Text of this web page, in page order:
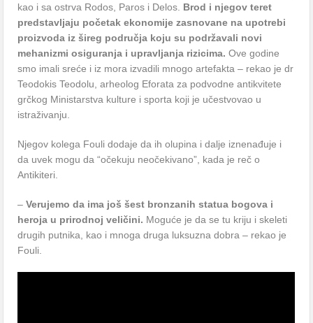
kao i sa ostrva Rodos, Paros i Delos. Brod i njegov teret
predstavljaju početak ekonomije zasnovane na upotrebi
proizvoda iz šireg područja koju su podržavali novi
mehanizmi osiguranja i upravljanja rizicima.Ove godine
smo imali sreće i iz mora izvadili mnogo artefakta – rekao je dr
Teodokis Teodolu, arheolog Eforata za podvodne antikvitete
grčkog Ministarstva kulture i sporta koji je učestvovao u
istraživanju.
Njegov kolega Fouli dodaje da ih olupina i dalje iznenađuje i
da uvek mogu da “očekuju neočekivano”, kada je reč o
Antikiteri.
–Verujemo da ima još šest bronzanih statua bogova i
heroja u prirodnoj veličini. Moguće je da se tu kriju i skeleti
drugih putnika, kao i mnoga druga luksuzna dobra – rekao je
Fouli.